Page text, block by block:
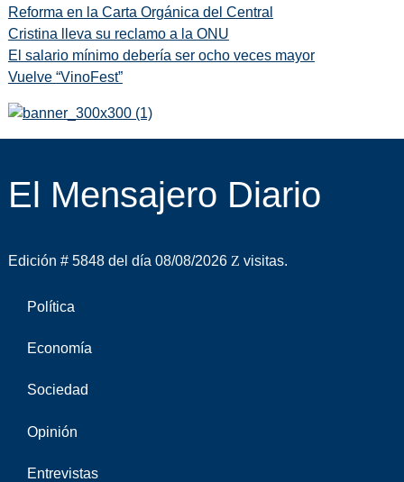
Reforma en la Carta Orgánica del Central
Cristina lleva su reclamo a la ONU
El salario mínimo debería ser ocho veces mayor
Vuelve “VinoFest”
El Mensajero Diario
Edición # 5848 del día 08/08/2026 visitas.
Política
Economía
Sociedad
Opinión
Entrevistas